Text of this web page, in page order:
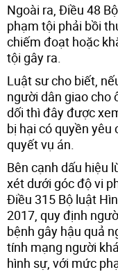
Ngoài ra, Điều 48
phạm tội phải bồi
chiếm đoạt hoặc
tội gây ra.
Luật sư cho biết,
người dân giao cho
dối thì đây được
bị hại có quyền yêu
quyết vụ án.
Bên cạnh dấu hiệu
xét dưới góc độ vi
Điều 315 Bộ luật
2017, quy định
bệnh gây hậu quả
tính mạng người
hình sự, với mức